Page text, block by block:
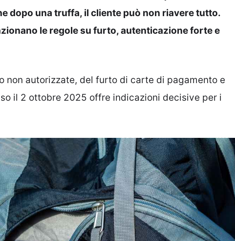
dopo una truffa, il cliente può non riavere tutto.
le regole su furto, autenticazione forte e
non autorizzate, del furto di carte di pagamento e
il 2 ottobre 2025 offre indicazioni decisive per i